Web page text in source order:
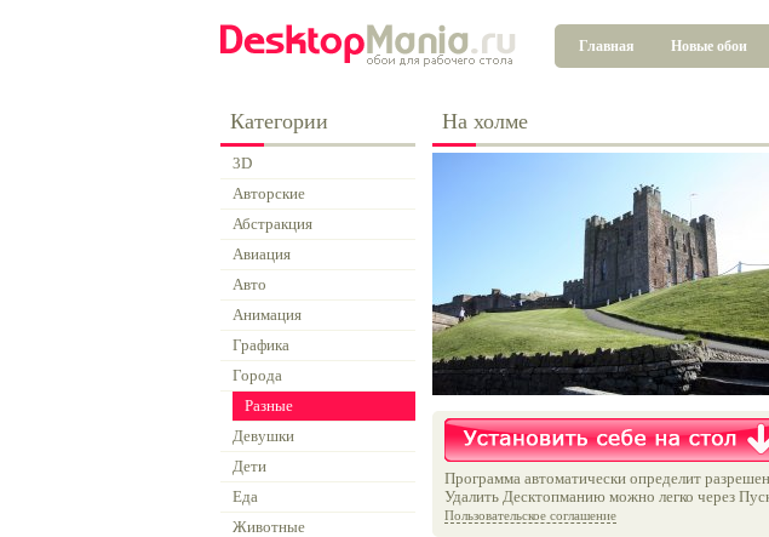
Главная Новые обои
Категории
3D
Авторские
Абстракция
Авиация
Авто
Анимация
Графика
Города
Разные
Девушки
Дети
Еда
Животные
На холме
Программа автоматически определит
Удалить Десктопманию можно легко через
Пользовательское соглашение